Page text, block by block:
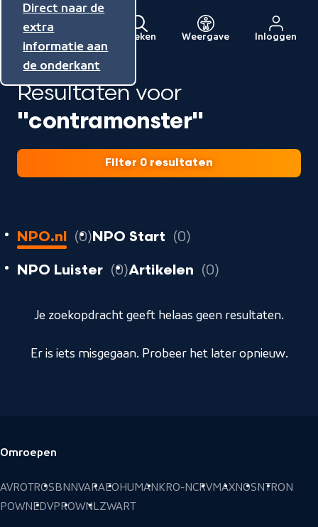
Direct naar de
inhoud
Direct naar de
hoofdnavigatie
Direct naar de
extra
informatie aan
de onderkant
Menu
Naar
de
beginpagina
van
NPO
Zoeken Weergave Inloggen
Resultaten voor
"contramonster"
Filter 0 resultaten
0
resultaten
geladen
NPO.nl 0 resultaten
NPO Start 0
NPO Luister
0 resultaten
Artikelen 0
Je zoekopdracht geeft helaas geen resultaten.
Er is iets misgegaan. Probeer het later opnieuw.
Voettekst
Omroepen
AVROTROS BNNVARAEO HUMAN KRO-NCRVMAXNOS NTRON
POWNEDVPROWNLZWART